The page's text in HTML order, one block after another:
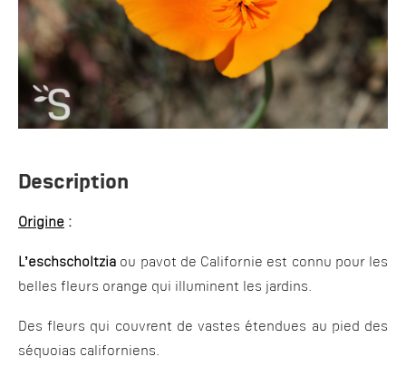
Description
Origine :
L’eschscholtzia ou pavot de Californie est connu pour les
belles fleurs orange qui illuminent les jardins.
Des fleurs qui couvrent de vastes étendues au pied des
séquoias californiens.